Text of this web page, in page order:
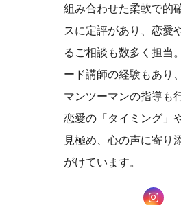
組み合わせた柔軟で的
スに定評があり、恋愛
るご相談も数多く担当
ード講師の経験もあり
マンツーマンの指導も
恋愛の「タイミング」
見極め、心の声に寄り
がけています。